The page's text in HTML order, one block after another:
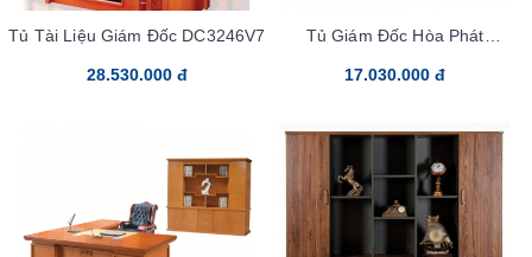
Tủ Tài Liệu Giám Đốc DC3246V7
28.530.000 đ
Tủ Giám Đốc Hòa Phát
17.030.000 đ